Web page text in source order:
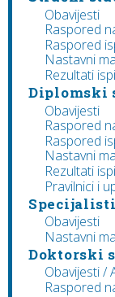
Obavijesti
Raspored
Raspored
Nastavni
Rezultati
Diplomski
Obavijesti
Raspored
Raspored
Nastavni
Rezultati
Pravilnici i
Obavijesti
Nastavni
Doktorski
Obavijesti /
Raspored